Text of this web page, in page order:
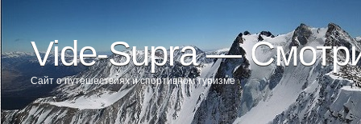
Vide-Supra —
Сайт о путешествиях и спортивном туризме